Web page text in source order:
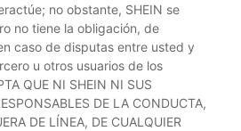
no obstante, SHEIN se
no tiene la obligación, de
caso de disputas entre usted y
u otros usuarios de los
QUE NI SHEIN NI SUS
DE LA CONDUCTA,
DE LÍNEA, DE CUALQUIER